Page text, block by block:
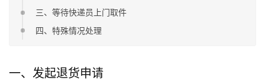
三、等待快递员上门取件
四、特殊情况处理
一、发起退货申请